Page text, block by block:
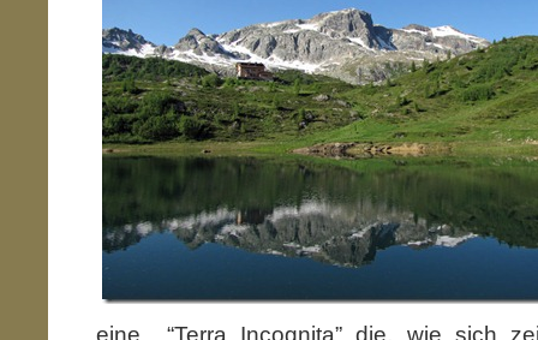
eine “Terra Incognita” die, wie sich